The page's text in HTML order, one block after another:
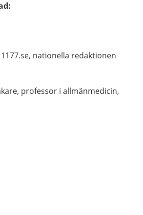
:
1177.se, nationella redaktionen
professor i allmänmedicin,